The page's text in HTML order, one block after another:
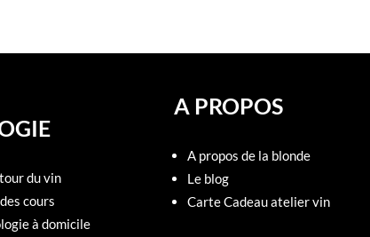
du vin
cours
à domicile
A PROPOS
A propos de la blonde
Le blog
Carte Cadeau atelier vin